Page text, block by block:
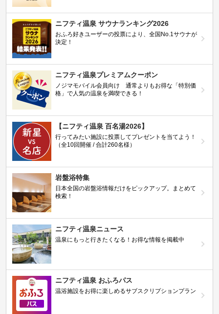
ニフティ温泉 サウナランキング2026
おふろ好きユーザーの投票により、全国No.1サウナが
決定！
ニフティ温泉プレミアムクーポン
ノジマモバイル会員向け 通常よりもお得な「特別価
格」で人気の温泉を満喫できる！
【ニフティ温泉 百名湯2026】
行ってみたい施設に投票してプレゼントを当てよう！
（全10回開催 / 合計260名様）
岩盤浴特集
日本全国の岩盤浴情報だけをピックアップ。まとめて
検索！
ニフティ温泉ニュース
温泉にもっと行きたくなる！お得な情報を掲載中
ニフティ温泉 おふろパス
温浴施設をお得に楽しめるサブスクリプションプラン